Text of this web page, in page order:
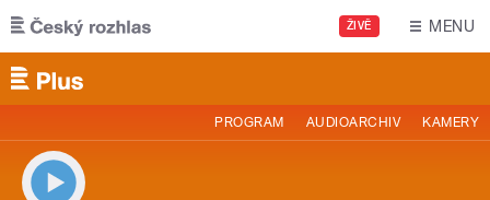
Přejít k hlavnímu obsahu
ŽIVĚ MENU
PROGRAM AUDIOARCHIV KAMERY